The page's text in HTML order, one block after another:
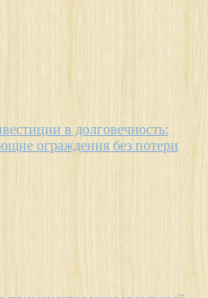
в долговечность:
ограждения без потери